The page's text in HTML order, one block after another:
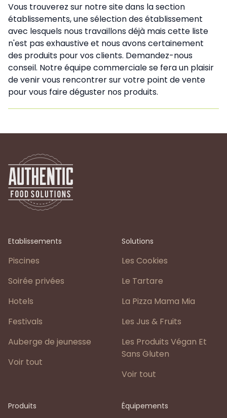
Vous trouverez sur notre site dans la section
établissements, une sélection des établissement
avec lesquels nous travaillons déjà mais cette liste
n'est pas exhaustive et nous avons certainement
des produits pour vos clients. Demandez-nous
conseil. Notre équipe commerciale se fera un plaisir
de venir vous rencontrer sur votre point de vente
pour vous faire déguster nos produits.
Etablissements
Piscines
Soirée privées
Hotels
Festivals
Auberge de jeunesse
Voir tout
Solutions
Les Cookies
Le Tartare
La Pizza Mama Mia
Les Jus & Fruits
Les Produits Végan Et
Sans Gluten
Voir tout
Produits Équipements